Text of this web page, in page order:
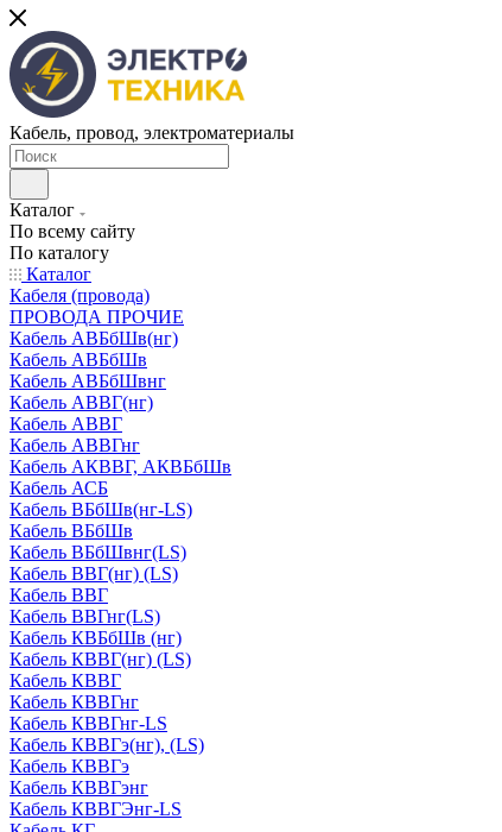
Кабель, провод, электроматериалы
Каталог
По всему сайту
По каталогу
Каталог
Кабеля (провода)
ПРОВОДА ПРОЧИЕ
Кабель АВБбШв(нг)
Кабель АВБбШв
Кабель АВБбШвнг
Кабель АВВГ(нг)
Кабель АВВГ
Кабель АВВГнг
Кабель АКВВГ, АКВБбШв
Кабель АСБ
Кабель ВБбШв(нг-LS)
Кабель ВБбШв
Кабель ВБбШвнг(LS)
Кабель ВВГ(нг) (LS)
Кабель ВВГ
Кабель ВВГнг(LS)
Кабель КВБбШв (нг)
Кабель КВВГ(нг) (LS)
Кабель КВВГ
Кабель КВВГнг
Кабель КВВГнг-LS
Кабель КВВГэ(нг), (LS)
Кабель КВВГэ
Кабель КВВГэнг
Кабель КВВГЭнг-LS